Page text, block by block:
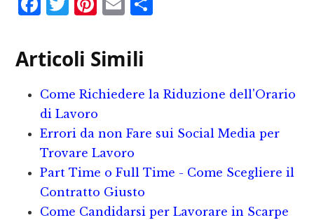
c
e
b
o
o
k
it
te
r
n
te
r
e
st
ai
l
iv
d
i
Articoli Simili
Come Richiedere la Riduzione dell'Orario
di Lavoro
Errori da non Fare sui Social Media per
Trovare Lavoro
Part Time o Full Time - Come Scegliere il
Contratto Giusto
Come Candidarsi per Lavorare in Scarpe